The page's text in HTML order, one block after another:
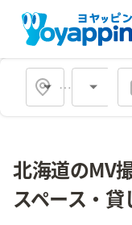
会場
北海道のMV
スペース・